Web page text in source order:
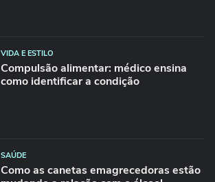
VIDA E ESTILO
Compulsão alimentar: médico ensina
como identificar a condição
SAÚDE
Como as canetas emagrecedoras estão